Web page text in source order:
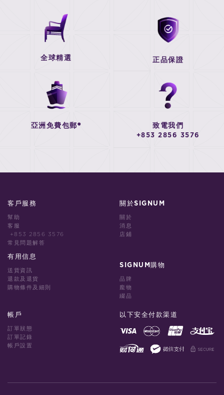
全球精選 正品保證
亞洲免費包郵* 致電我們
+853 2856 3576
客戶服務
幫助
客服
+853 2856 3576
常見問題解答
有用信息
送貨資訊
退款及退貨
購物條件及細則
關於SIGNUM
關於
消息
店鋪
SIGNUM購物
品牌
龐物
綴品
帳戶
訂單狀態
訂單記錄
帳戶設置
以下安全付款渠道